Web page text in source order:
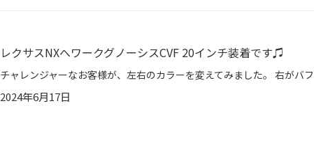
レクサスNXへワークグノーシスCVF 20インチ装着です♫
2024年6月17日